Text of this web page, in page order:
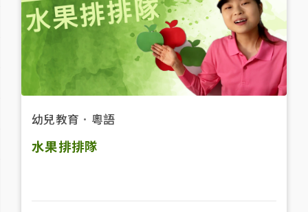
幼兒教育 ． 粵語
水果排排隊